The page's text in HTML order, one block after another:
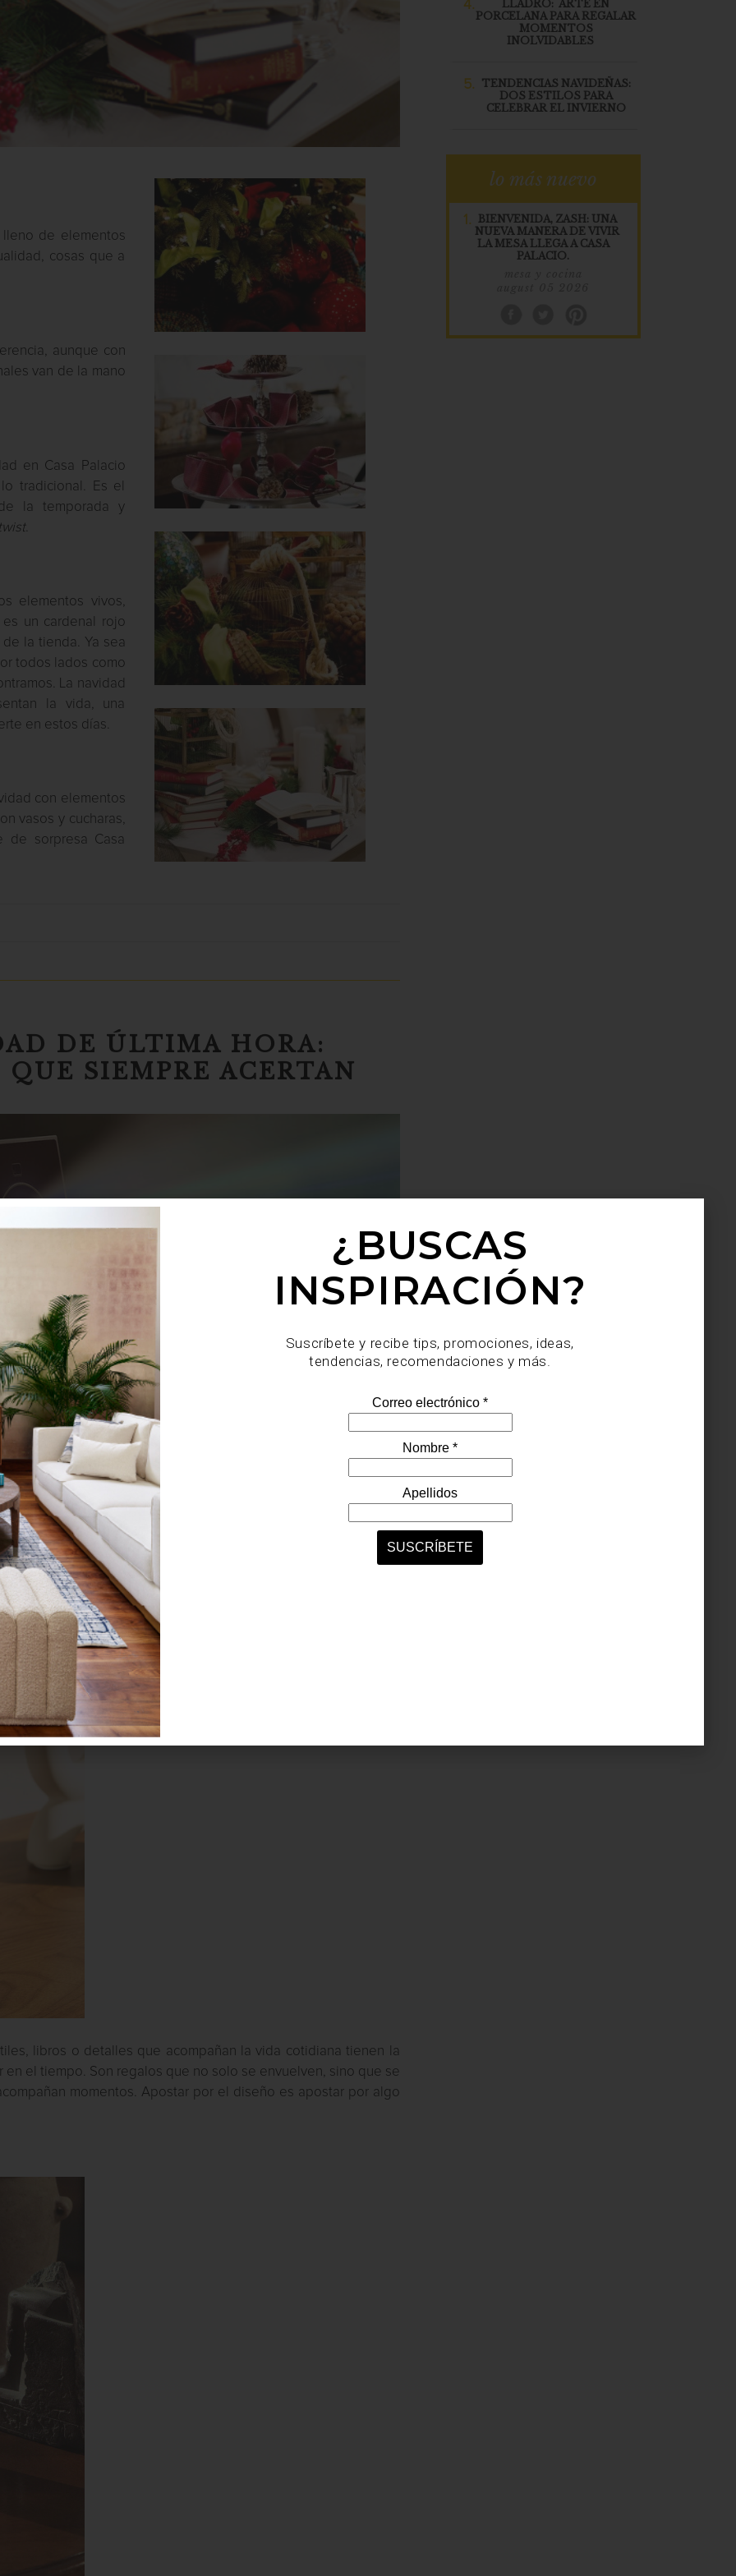
de elementos
cosas que a
aunque con
van de la mano
en Casa Palacio
tradicional. Es el
la temporada y
.
elementos vivos,
un cardenal rojo
la tienda. Ya sea
todos lados como
La navidad
la vida, una
en estos días.
con elementos
vasos y cucharas,
sorpresa Casa
DE ÚLTIMA HORA:
SIEMPRE ACERTAN
y, a veces, los mejores regalos se eligen casi al final. Lejos de
pueden convertirse en un gesto pensado, elegante y lleno de
libros o detalles que acompañan la vida cotidiana tienen la
el tiempo. Son regalos que no solo se envuelven, sino que se
momentos. Apostar por el diseño es apostar por algo
4.
LLADRÓ: ARTE EN
PORCELANA PARA REGALAR
MOMENTOS
INOLVIDABLES
5.
TENDENCIAS NAVIDEÑAS:
DOS ESTILOS PARA
CELEBRAR EL INVIERNO
lo más nuevo
1.
BIENVENIDA, ZASH: UNA
NUEVA MANERA DE VIVIR
LA MESA LLEGA A CASA
PALACIO.
¿BUSCAS
INSPIRACIÓN?
Suscríbete y recibe tips, promociones, ideas,
tendencias, recomendaciones y más.